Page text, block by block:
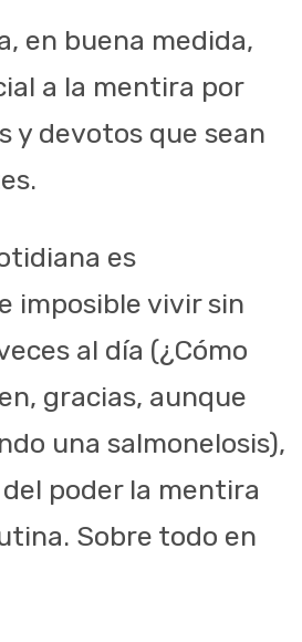
en buena medida,
a la mentira por
y devotos que sean
es
imposible vivir sin
al día (¿Cómo
gracias, aunque
una salmonelosis),
poder la mentira
Sobre todo en